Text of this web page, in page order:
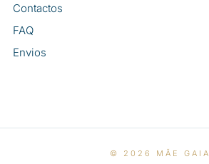
Contactos
FAQ
Envios
© 2026 MÃE GAIA